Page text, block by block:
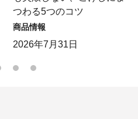
つわる5つのコツ
商品情報
2026年7月31日